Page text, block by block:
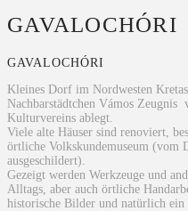
GAVALOCHÓRI
GAVALOCHÓRI
Kleines Dorf im Nordwesten
Nachbarstädtchen Vámos
Kulturvereins ablegt.
Viele alte Häuser sind renoviert,
örtliche Volkskundemuseum (vom
ausgeschildert).
Gezeigt werden Werkzeuge und
Alltags, aber auch örtliche
historische Bilder und natürlich ein